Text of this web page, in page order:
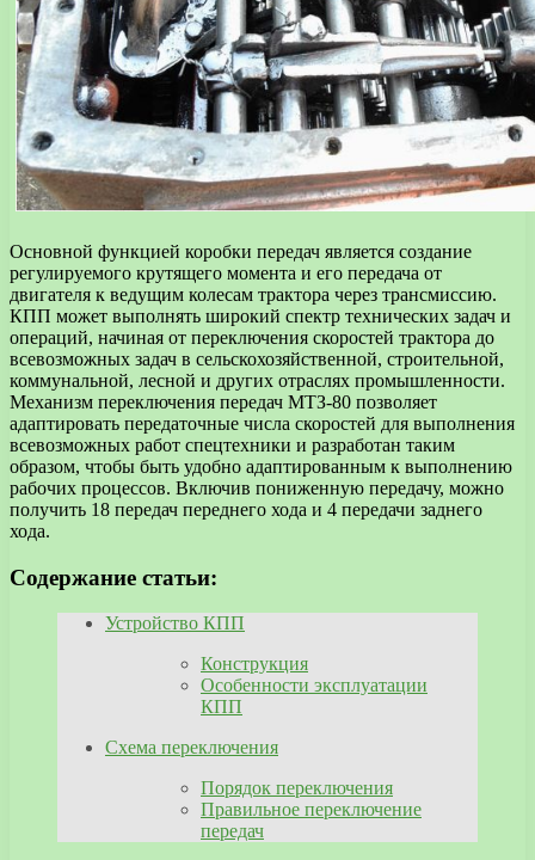
Основной функцией коробки передач является создание
регулируемого крутящего момента и его передача от
двигателя к ведущим колесам трактора через трансмиссию.
КПП может выполнять широкий спектр технических задач и
операций, начиная от переключения скоростей трактора до
всевозможных задач в сельскохозяйственной, строительной,
коммунальной, лесной и других отраслях промышленности.
Механизм переключения передач МТЗ-80 позволяет
адаптировать передаточные числа скоростей для выполнения
всевозможных работ спецтехники и разработан таким
образом, чтобы быть удобно адаптированным к выполнению
рабочих процессов. Включив пониженную передачу, можно
получить 18 передач переднего хода и 4 передачи заднего
хода.
Содержание статьи:
Устройство КПП
Конструкция
Особенности эксплуатации
КПП
Схема переключения
Порядок переключения
Правильное переключение
передач